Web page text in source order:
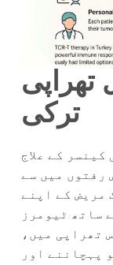
ترکی
کے علاج
رفتوں میں سے
مریض کے اپنے
ساتھ ٹیومرز
تھراپی میں،
پہچاننے اور